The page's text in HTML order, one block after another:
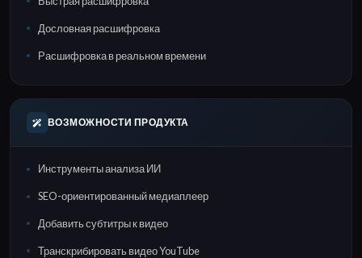
Дословная расшифровка
Расшифровка в реальном времени
ВОЗМОЖНОСТИ ПРОДУКТА
Инструменты анализа ИИ
SEO-ориентированный медиаплеер
Добавить субтитры к видео
Транскрибировать видео YouTube